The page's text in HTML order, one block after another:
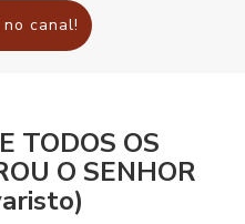
canal!
TODOS OS
O SENHOR